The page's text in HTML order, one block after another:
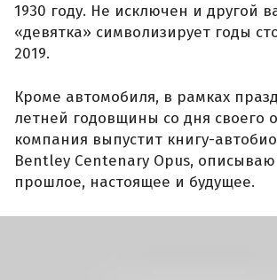
1930 году. Не исключен и другой
«девятка» символизирует годы
2019.
Кроме автомобиля, в рамках
летней годовщины со дня своего
компания выпустит книгу-
Bentley Centenary Opus,
прошлое, настоящее и будущее.